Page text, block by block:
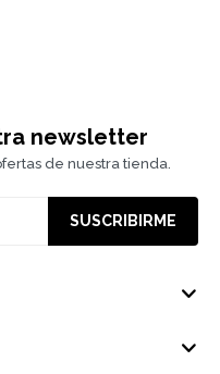
newsletter
de nuestra tienda.
SUSCRIBIRME